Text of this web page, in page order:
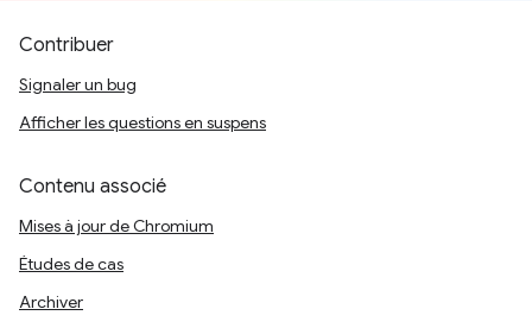
Contribuer
Signaler un bug
Afficher les questions en suspens
Contenu associé
Mises à jour de Chromium
Études de cas
Archiver